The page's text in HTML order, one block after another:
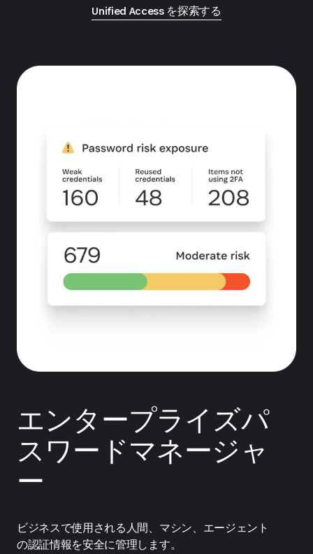
Unified Access を探索する
エンタープライズパ
スワードマネージャ
ー
ビジネスで使用される人間、マシン、エージェント
の認証情報を安全に管理します。